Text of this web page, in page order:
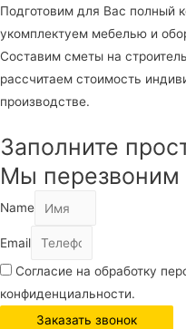
Подготовим для Вас полный
укомплектуем мебелью и
Составим сметы на
рассчитаем стоимость
производстве.
Заполните
Мы перезвоним
Name
Email
Согласие на обработку
конфиденциальности.
Заказать звонок